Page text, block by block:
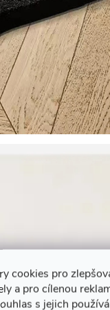
cookies pro
a pro cílenou
s jejich